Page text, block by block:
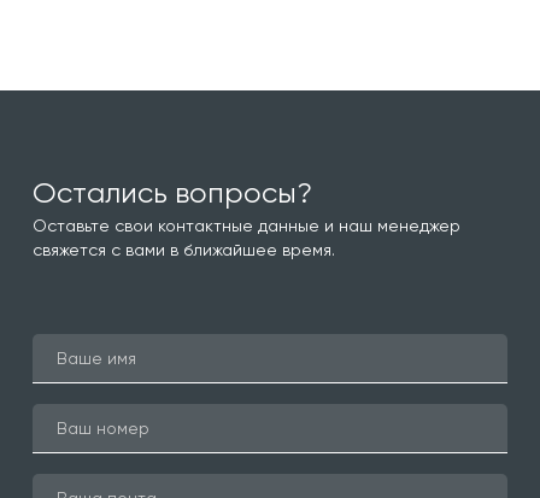
Остались вопросы?
Оставьте свои контактные данные и наш менеджер
свяжется с вами в ближайшее время.